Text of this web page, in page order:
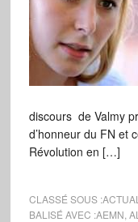
discours de Valmy
d’honneur du FN et
Révolution en […]
CLASSÉ SOUS :
BALISÉ AVEC :AEMN